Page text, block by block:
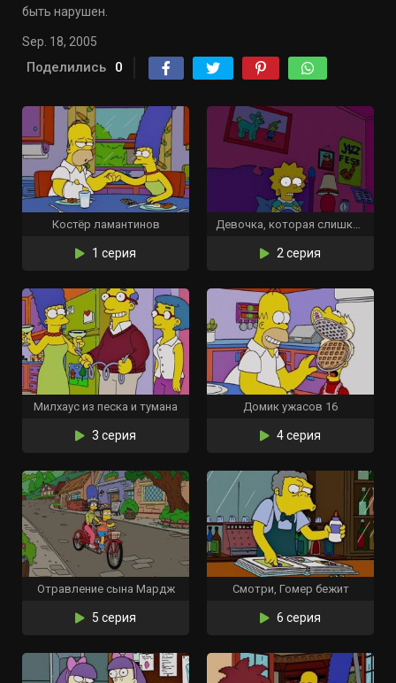
быть нарушен.
Sep. 18, 2005
Поделились 0
Костёр ламантинов
1 серия
Девочка, которая слишком мало спала
2 серия
Милхаус из песка и тумана
3 серия
Домик ужасов 16
4 серия
Отравление сына Мардж
5 серия
Смотри, Гомер бежит
6 серия